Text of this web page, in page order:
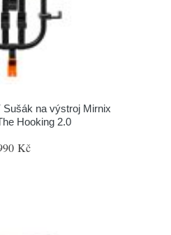
na výstroj Mirnix
Hooking 2.0
Kč